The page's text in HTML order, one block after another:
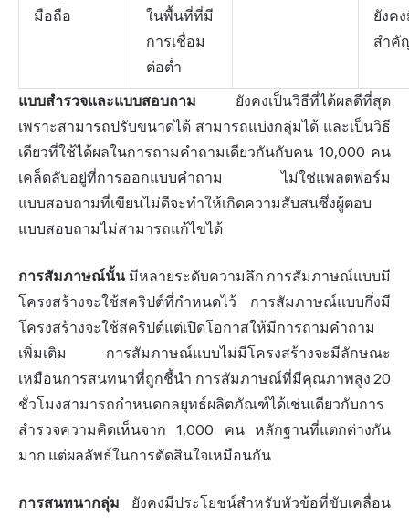
มือถือ
ในพื้นที่ที่มี
การเชื่อม
ต่อต่ำ
ยังค
สำคั
แบบสำรวจและแบบสอบถาม ยังคงเป็นวิธีที่ได้ผลดีที่สุด
เพราะสามารถปรับขนาดได้ สามารถแบ่งกลุ่มได้ และเป็นวิธี
เดียวที่ใช้ได้ผลในการถามคำถามเดียวกันกับคน 10,000 คน
เคล็ดลับอยู่ที่การออกแบบคำถาม ไม่ใช่แพลตฟอร์ม
แบบสอบถามที่เขียนไม่ดีจะทำให้เกิดความสับสนซึ่งผู้ตอบ
แบบสอบถามไม่สามารถแก้ไขได้
การสัมภาษณ์นั้นมีหลายระดับความลึก การสัมภาษณ์แบบมี
โครงสร้างจะใช้สคริปต์ที่กำหนดไว้ การสัมภาษณ์แบบกึ่งมี
โครงสร้างจะใช้สคริปต์แต่เปิดโอกาสให้มีการถามคำถาม
เพิ่มเติม การสัมภาษณ์แบบไม่มีโครงสร้างจะมีลักษณะ
เหมือนการสนทนาที่ถูกชี้นำ การสัมภาษณ์ที่มีคุณภาพสูง 20
ชั่วโมงสามารถกำหนดกลยุทธ์ผลิตภัณฑ์ได้เช่นเดียวกับการ
สำรวจความคิดเห็นจาก 1,000 คน หลักฐานที่แตกต่างกัน
มาก แต่ผลลัพธ์ในการตัดสินใจเหมือนกัน
การสนทนากลุ่ม ยังคงมีประโยชน์สำหรับหัวข้อที่ขับเคลื่อน